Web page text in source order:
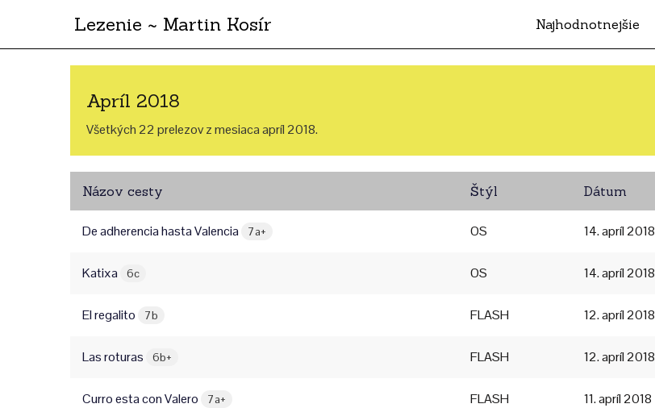
Lezenie ~ Martin Kosír Najhodnotnejšie
Apríl 2018
Všetkých 22 prelezov z mesiaca apríl 2018.
Názov cesty Štýl Dátum
De adherencia hasta Valencia 7a+ OS 14. apríl 2018
Katixa 6c OS 14. apríl 2018
El regalito 7b FLASH 12. apríl 2018
Las roturas 6b+ FLASH 12. apríl 2018
Curro esta con Valero 7a+ FLASH 11. apríl 2018